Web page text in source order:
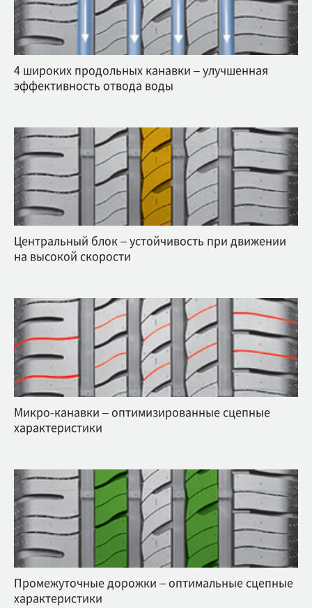
4 широких продольных канавки – улучшенная
эффективность отвода воды
Центральный блок – устойчивость при движении
на высокой скорости
Микро-канавки – оптимизированные сцепные
характеристики
Промежуточные дорожки – оптимальные сцепные
характеристики